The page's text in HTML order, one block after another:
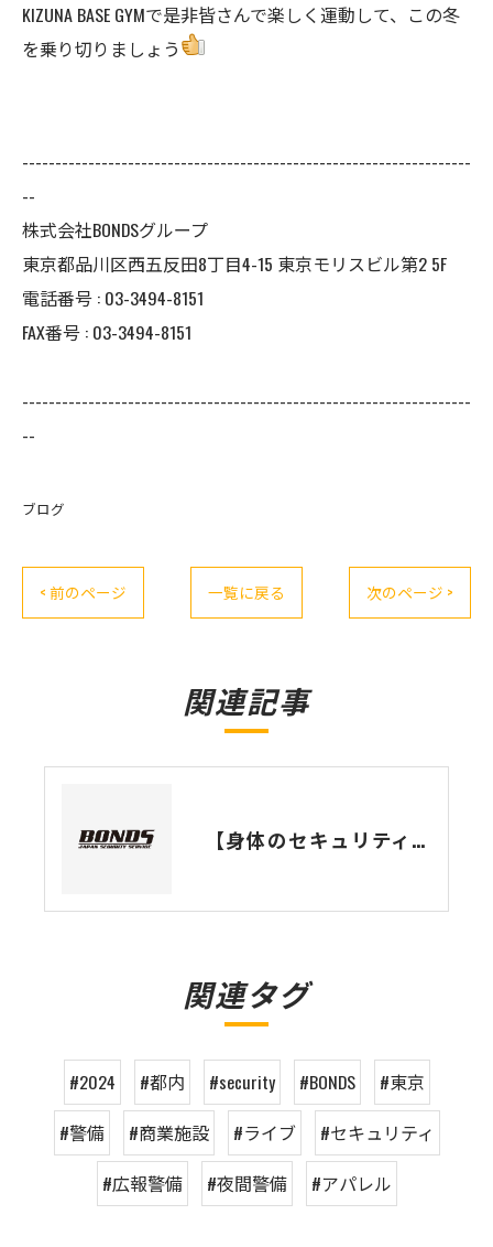
KIZUNA BASE GYMで是非皆さんで楽しく運動して、この冬
を乗り切りましょう
--------------------------------------------------------------------
--
株式会社BONDSグループ
東京都品川区西五反田8丁目4-15 東京モリスビル第2 5F
電話番号 : 03-3494-8151
FAX番号 : 03-3494-8151
--------------------------------------------------------------------
--
ブログ
< 前のページ 一覧に戻る 次のページ >
関連記事
【身体のセキュリティ】現場を守る前に、己を守れ。BONDS流「対ウイルス」防衛戦術
関連タグ
#2024 #都内 #security #BONDS
#東京
#警備
#商業施設 #ライブ
#セキュリティ
#広報警備
#夜間警備 #アパレル